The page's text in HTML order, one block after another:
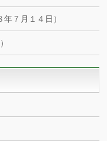
７月１４日）